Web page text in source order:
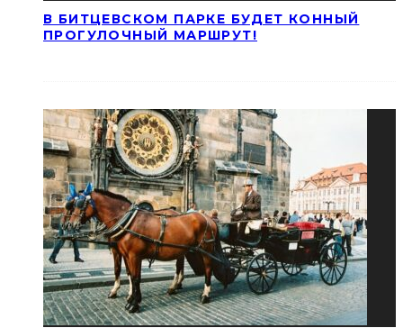
В БИТЦЕВСКОМ ПАРКЕ БУДЕТ КОННЫЙ
ПРОГУЛОЧНЫЙ МАРШРУТ!